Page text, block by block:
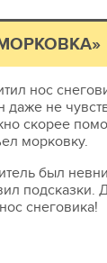
нос
даже не
скорее
морковку.
был
подсказки.
снеговика!